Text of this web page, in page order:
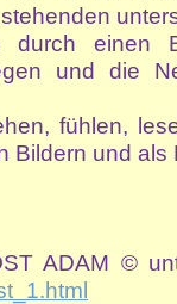
einen
und die
fühlen,
Bildern und als
ADAM ©